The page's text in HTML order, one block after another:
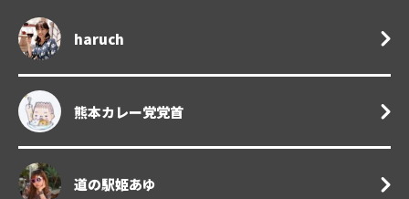
haruch
熊本カレー党党首
道の駅姫あゆ